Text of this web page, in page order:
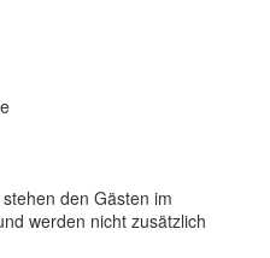
den Gästen im
werden nicht zusätzlich